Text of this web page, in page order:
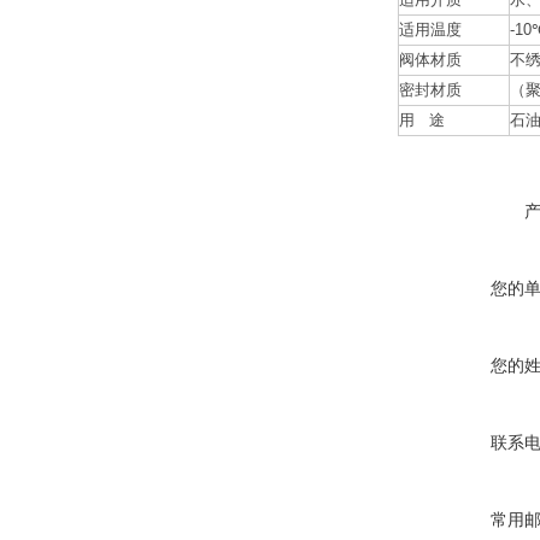
适用温度
-10
阀体材质
不
密封材质
（
用
途 石油
您的
您的
联系
常用